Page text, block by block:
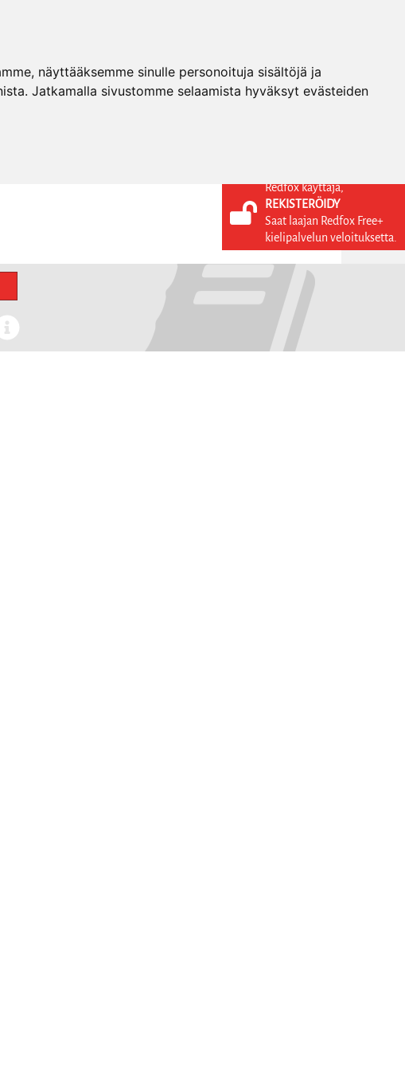
näyttääksemme sinulle personoituja sisältöjä ja
Jatkamalla sivustomme selaamista hyväksyt evästeiden
KIRJAUDU SISÄÄN
REKISTERÖIDY
FI
Redfox käyttäjä,
REKISTERÖIDY
Saat laajan Redfox Free+
kielipalvelun veloituksetta.